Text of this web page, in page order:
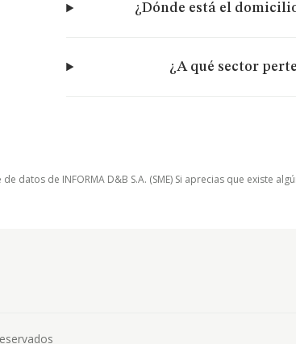
¿Dónde está el
¿A qué sector
datos de INFORMA D&B S.A. (SME) Si aprecias que existe